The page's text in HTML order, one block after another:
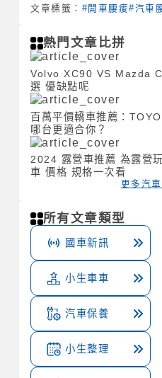
文章標籤： #開車腰痠#汽車
熱門文章比拼
Volvo XC90 VS Mazda
選 優缺點呢
百萬平價轎車推薦：
哪台更適合你？
2024 露營車推薦 為露營
車 價格 規格一次看
更多汽
所有文章類型
國車新訊
小生車車
汽車保養
小生整理